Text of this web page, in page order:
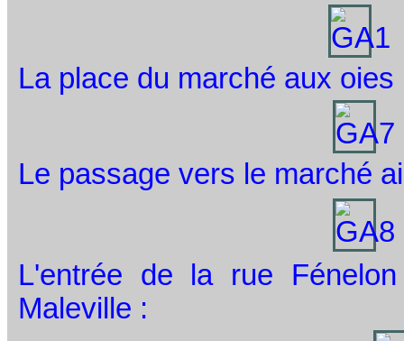
La place du marché aux oies
Le passage vers le marché
L'entrée de la rue
Maleville :